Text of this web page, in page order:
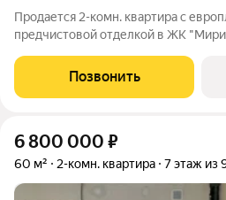
Продается 2-комн. квартира с
предчистовой отделкой в ЖК
гостиной-столовой с кухонной
планировка, за счет большой
Позвонить
6 800 000 ₽
60 м² 2-комн. квартира 7 этаж из